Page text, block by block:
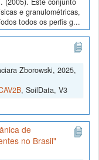
e granulométricas,
todos os perfis g...
Zborowski, 2025,
, SoilData, V3
de
no Brasil"